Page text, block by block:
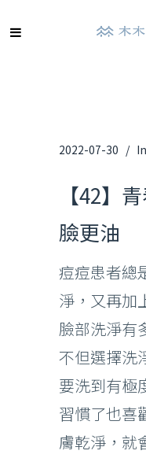
2022-07-30 In
【42】
臉更油
痘痘患者總
淨，又再加
臉部洗淨有
不但選擇洗
要洗到有極
習慣了也喜
膚乾淨，就